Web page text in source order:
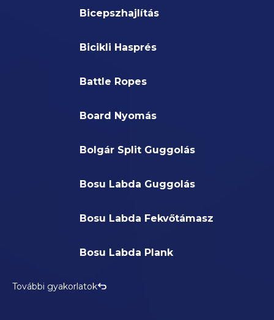
Bicepszhajlítás
Bicikli Hasprés
Battle Ropes
Board Nyomás
Bolgár Split Guggolás
Bosu Labda Guggolás
Bosu Labda Fekvőtámasz
Bosu Labda Plank
További gyakorlatok